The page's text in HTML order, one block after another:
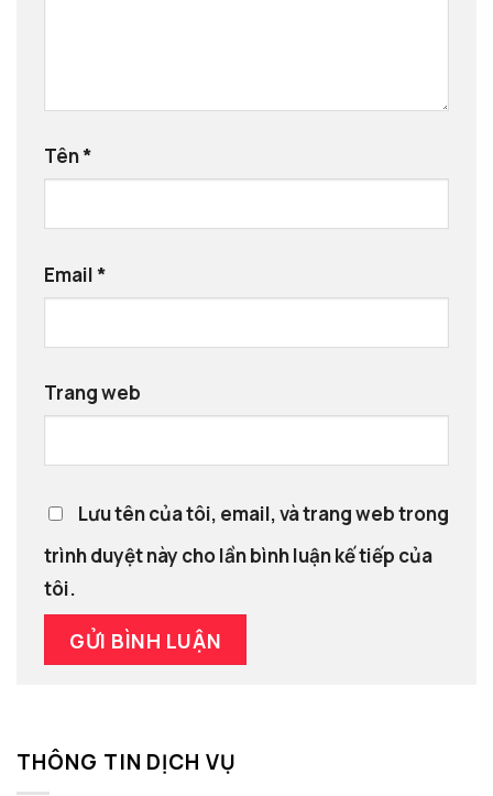
THÔNG TIN DỊCH VỤ
Tên*
Email*
Trang web
Lưu tên của tôi, email, và trang web trong
trình duyệt này cho lần bình luận kế tiếp của
tôi.